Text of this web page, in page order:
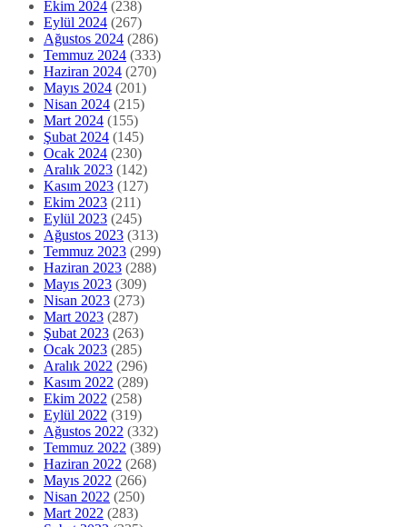
Ekim 2024 (238)
Eylül 2024 (267)
Ağustos 2024 (286)
Temmuz 2024 (333)
Haziran 2024 (270)
Mayıs 2024 (201)
Nisan 2024 (215)
Mart 2024 (155)
Şubat 2024 (145)
Ocak 2024 (230)
Aralık 2023 (142)
Kasım 2023 (127)
Ekim 2023 (211)
Eylül 2023 (245)
Ağustos 2023 (313)
Temmuz 2023 (299)
Haziran 2023 (288)
Mayıs 2023 (309)
Nisan 2023 (273)
Mart 2023 (287)
Şubat 2023 (263)
Ocak 2023 (285)
Aralık 2022 (296)
Kasım 2022 (289)
Ekim 2022 (258)
Eylül 2022 (319)
Ağustos 2022 (332)
Temmuz 2022 (389)
Haziran 2022 (268)
Mayıs 2022 (266)
Nisan 2022 (250)
Mart 2022 (283)